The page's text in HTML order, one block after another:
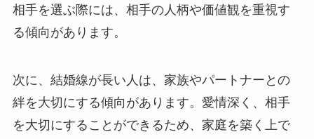
相手を選ぶ際には、相手の人柄や価値観を重視す
る傾向があります。
次に、結婚線が長い人は、家族やパートナーとの
絆を大切にする傾向があります。愛情深く、相手
を大切にすることができるため、家庭を築く上で